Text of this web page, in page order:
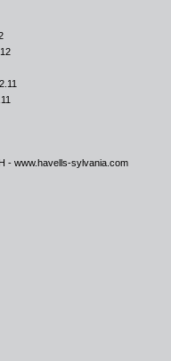
- www.havells-sylvania.com